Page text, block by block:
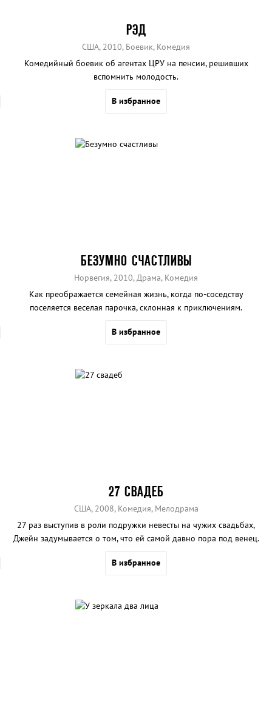
РЭД
США, 2010, Боевик, Комедия
Комедийный боевик об агентах ЦРУ на пенсии, решивших
вспомнить молодость.
В избранное
БЕЗУМНО СЧАСТЛИВЫ
Норвегия, 2010, Драма, Комедия
Как преображается семейная жизнь, когда по-соседству
поселяется веселая парочка, склонная к приключениям.
В избранное
27 СВАДЕБ
США, 2008, Комедия, Мелодрама
27 раз выступив в роли подружки невесты на чужих свадьбах,
Джейн задумывается о том, что ей самой давно пора под венец.
В избранное